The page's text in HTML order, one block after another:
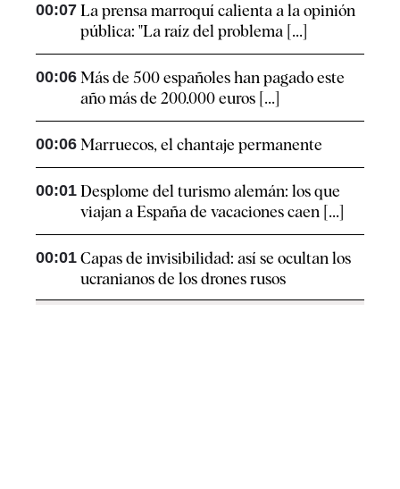
00:07 La prensa marroquí calienta a la opinión
pública: "La raíz del problema [...]
00:06 Más de 500 españoles han pagado este
año más de 200.000 euros [...]
00:06 Marruecos, el chantaje permanente
00:01 Desplome del turismo alemán: los que
viajan a España de vacaciones caen [...]
00:01 Capas de invisibilidad: así se ocultan los
ucranianos de los drones rusos